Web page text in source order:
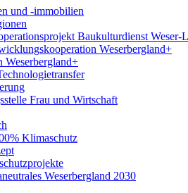
und -immobilien
Baukulturdienst Weser-
Weserbergland+
Weserbergland+
Frau und Wirtschaft
Klimaschutz
Weserbergland 2030